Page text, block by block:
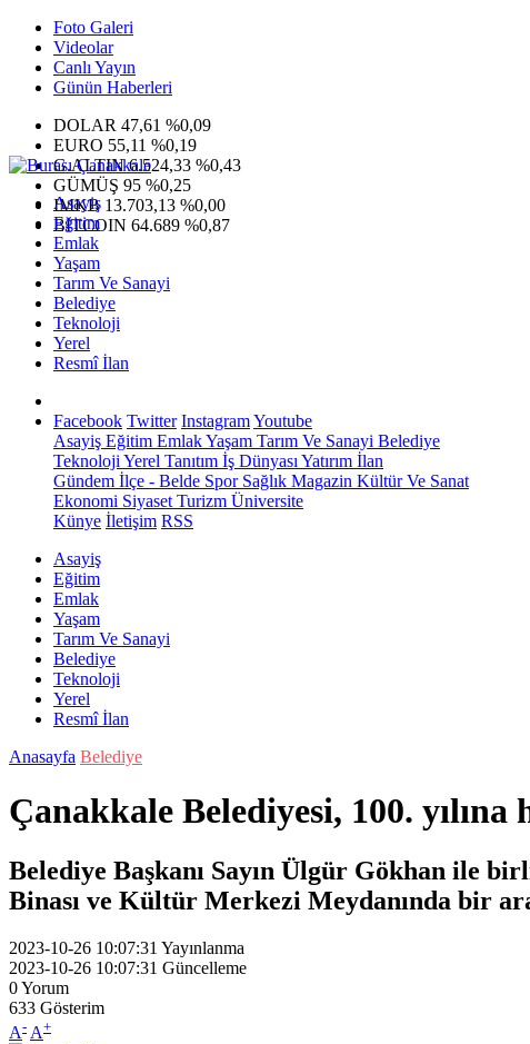
Foto Galeri
Videolar
Canlı Yayın
Günün Haberleri
DOLAR 47,61 %0,09
EURO 55,11 %0,19
G.ALTIN6.524,33 %0,43
GÜMÜŞ 95 %0,25
IMKB 13.703,13 %0,00
BITCOIN 64.689 %0,87
Asayiş
Eğitim
Emlak
Yaşam
Tarım Ve Sanayi
Belediye
Teknoloji
Yerel
Resmî İlan
Facebook Twitter InstagramYoutube
Asayiş Eğitim EmlakYaşam Tarım Ve Sanayi Belediye
Teknoloji Yerel Tanıtım İş Dünyası Yatırım İlan
Gündem İlçe - Belde SporSağlık Magazin Kültür Ve Sanat
Ekonomi Siyaset Turizm Üniversite
Künye İletişim RSS
Asayiş
Eğitim
Emlak
Yaşam
Tarım Ve Sanayi
Belediye
Teknoloji
Yerel
Resmî İlan
Anasayfa Belediye
Çanakkale Belediyesi, 100. yılına
Belediye Başkanı Sayın Ülgür Gökhan ile
Binası ve Kültür Merkezi Meydanında bir
2023-10-26 10:07:31 Yayınlanma
2023-10-26 10:07:31 Güncelleme
0Yorum
633 Gösterim
A- A+